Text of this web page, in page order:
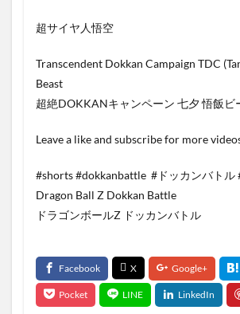
超サイヤ人悟空
Transcendent Dokkan Campaign TDC
Beast
超絶DOKKANキャンペーン 七夕 悟飯ビ
Leave a like and subscribe for more
#shorts #dokkanbattle ​​​​​​​​​​​​​​​​​​​​​​​​​​​​​​​​​​​​​ #ドッカンバトル​
Dragon Ball Z Dokkan Battle
ドラゴンボールZ ドッカンバトル